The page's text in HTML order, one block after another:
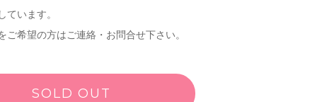
ています。
ご希望の方はご連絡・お問合せ下さい。
SOLD OUT